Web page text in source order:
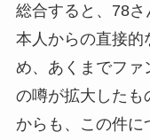
総合すると、78さ
本人からの直接的
め、あくまでファ
の噂が拡大したも
からも、この件に